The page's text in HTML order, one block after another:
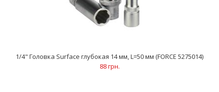
1/4" Головка Surface глубокая 14 мм, L=50 мм (FORCE 5275014)
88 грн.